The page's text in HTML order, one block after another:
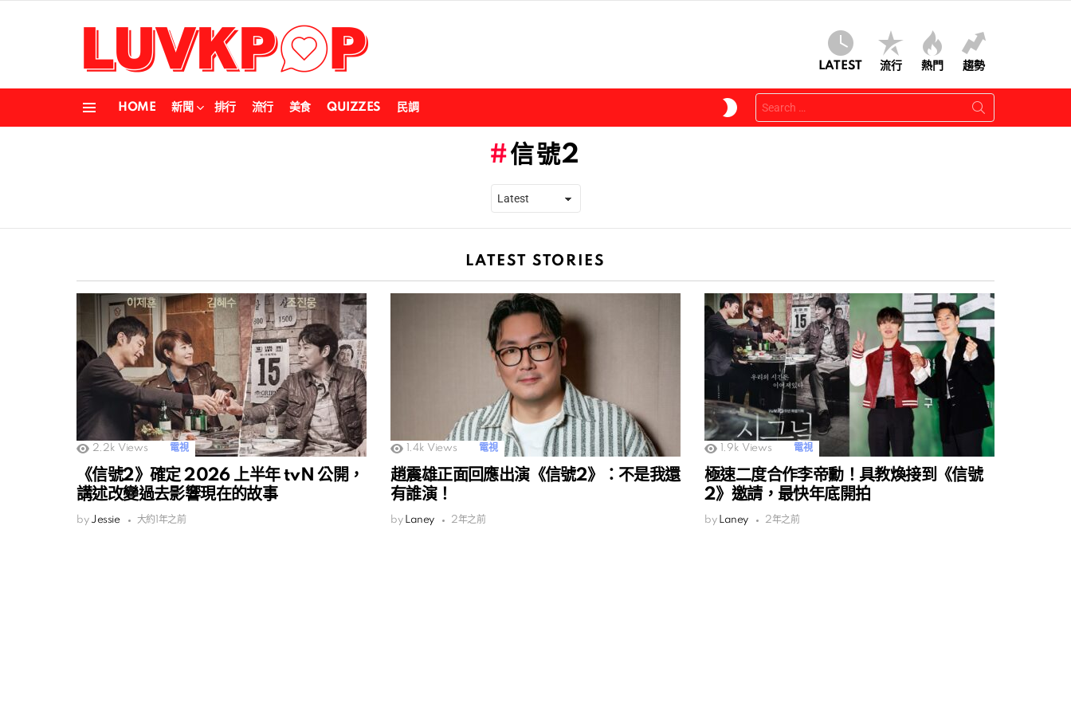
LATEST 流行 熱門 趨勢
HOME 新聞 排行 流行 美食 QUIZZES 民調
SKIN
Search
for:
信號2
LATEST STORIES
2.2k Views 電視
《信號2》確定 2026 上半年 tvN 公開，
講述改變過去影響現在的故事
by Jessie 大約1年之前
1.4k Views 電視
趙震雄正面回應出演《信號2》：不是我還
有誰演！
by Laney 2年之前
1.9k Views 電視
極速二度合作李帝勳！具教煥接到《信號
2》邀請，最快年底開拍
by Laney 2年之前